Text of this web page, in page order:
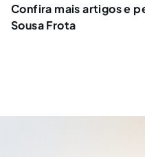
Confira mais artigos e
Sousa Frota